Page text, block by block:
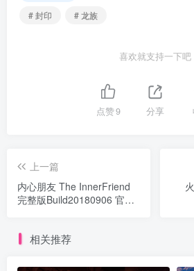
# 封印
# 龙族
喜欢就支持一下吧
点赞9 分享
上一篇
内心朋友 The InnerFriend
完整版Build20180906 官方
相关推荐